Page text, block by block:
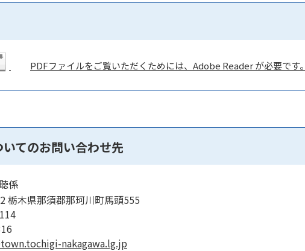
PDFファイルをご覧いただくためには、Adobe Reader が必要です。
てのお問い合わせ先
係
栃木県那須郡那珂川町馬頭555
nakagawa.lg.jp